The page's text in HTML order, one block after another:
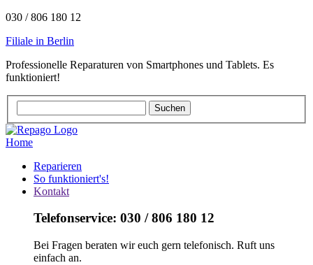
030 / 806 180 12
Filiale in Berlin
Professionelle Reparaturen von Smartphones und Tablets. Es
funktioniert!
Home
Reparieren
So funktioniert's!
Kontakt
Telefonservice: 030 / 806 180 12
Bei Fragen beraten wir euch gern telefonisch. Ruft uns
einfach an.